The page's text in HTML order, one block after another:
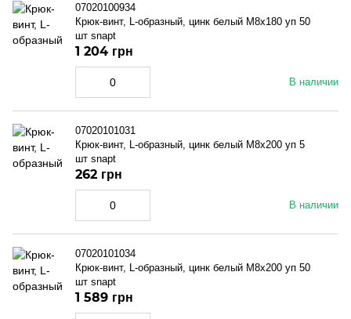
07020100934
Крюк-винт, L-образный, цинк белый M8x180 уп 50
шт snapt
В наличии
1 204 грн
07020101031
Крюк-винт, L-образный, цинк белый M8x200 уп 5
шт snapt
В наличии
262 грн
07020101034
Крюк-винт, L-образный, цинк белый M8x200 уп 50
шт snapt
1 589 грн